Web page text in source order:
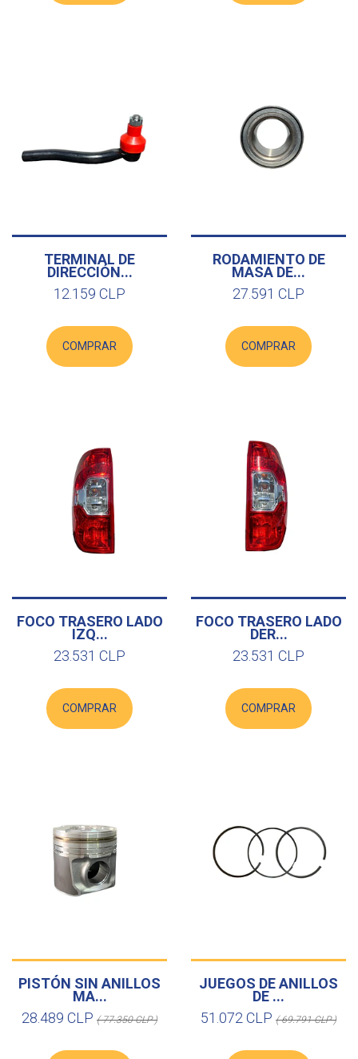
TERMINAL DE
DIRECCIÓN...
12.159 CLP
COMPRAR
RODAMIENTO DE
MASA DE...
27.591 CLP
COMPRAR
FOCO TRASERO LADO
IZQ...
23.531 CLP
COMPRAR
FOCO TRASERO LADO
DER...
23.531 CLP
COMPRAR
PISTÓN SIN ANILLOS
MA...
28.489 CLP ( 77.350 CLP )
JUEGOS DE ANILLOS
DE ...
51.072 CLP ( 69.791 CLP )